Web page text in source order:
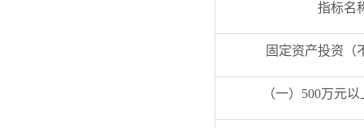
指标名
固定资产投资（
（一）500万元